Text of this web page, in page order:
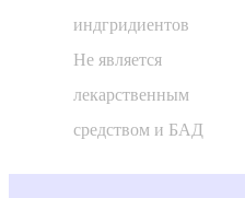
индгридиентов
Не является
лекарственным
средством и БАД